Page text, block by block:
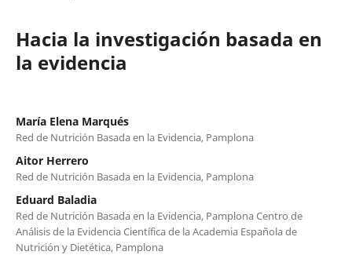
Hacia la investigación basada en
la evidencia
María Elena Marqués
Red de Nutrición Basada en la Evidencia, Pamplona
Aitor Herrero
Red de Nutrición Basada en la Evidencia, Pamplona
Eduard Baladia
Red de Nutrición Basada en la Evidencia, Pamplona Centro de
Análisis de la Evidencia Científica de la Academia Española de
Nutrición y Dietética, Pamplona